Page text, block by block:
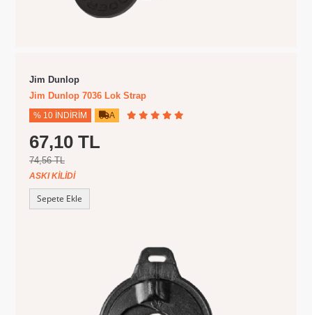
Jim Dunlop
Jim Dunlop 7036 Lok Strap
% 10 İNDIRIM A
67,10 TL
74,56 TL
ASKI KILIDI
Sepete Ekle